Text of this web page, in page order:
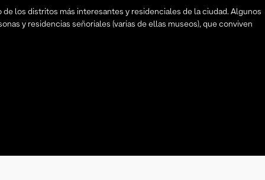
los distritos más interesantes y residenciales de la ciudad. Algunos
y residencias señoriales (varias de ellas museos), que conviven